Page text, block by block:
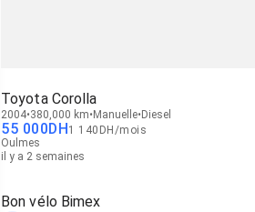
Toyota Corolla
2004 380,000 km Manuelle Diesel
55 000DH1 140 DH /mois
Oulmes
il y a 2 semaines
Bon vélo Bimex